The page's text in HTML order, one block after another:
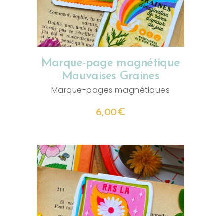
Marque-page magnétique
Mauvaises Graines
Marque-pages magnétiques
6,00€